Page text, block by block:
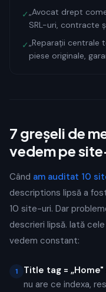
✓„Avocat drept
SRL-uri, contracte
✓„Reparații centrale
piese originale,
7 greșeli de
vedem pe
Când am auditat 10
descriptions lipsă a
10 site-uri. Dar
descrieri lipsă. Iată
vedem constant:
1 Title tag =
nu are ce indexa,